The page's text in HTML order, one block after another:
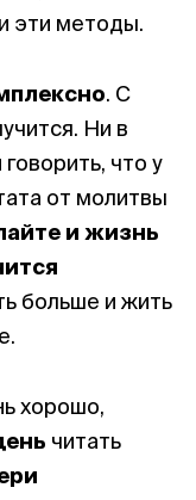
эти методы.
. С
Ни в
что у
от молитвы
и жизнь
больше и жить
хорошо,
читать